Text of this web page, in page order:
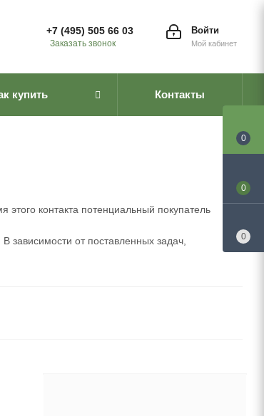
Войти
Мой кабинет
+7 (495) 505 66 03
Заказать звонок
купить Контакты
контакта потенциальный покупатель
от поставленных задач,
0
0
0